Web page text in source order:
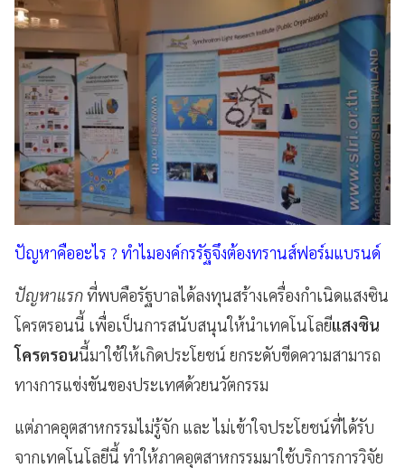
ปัญหาคืออะไร ? ทำไมองค์กรรัฐจึงต้องทรานส์ฟอร์มแบรนด์
ปัญหาแรกที่พบคือรัฐบาลได้ลงทุนสร้างเครื่องกำเนิดแสงซิน
โครตรอนนี้ เพื่อเป็นการสนับสนุนให้นำเทคโนโลยีแสงซิน
โครตรอนนี้มาใช้ให้เกิดประโยชน์ ยกระดับขีดความสามารถ
ทางการแข่งขันของประเทศด้วยนวัตกรรม
แต่ภาคอุตสาหกรรมไม่รู้จัก และ ไม่เข้าใจประโยชน์ที่ได้รับ
จากเทคโนโลยีนี้ ทำให้ภาคอุตสาหกรรมมาใช้บริการการวิจัย